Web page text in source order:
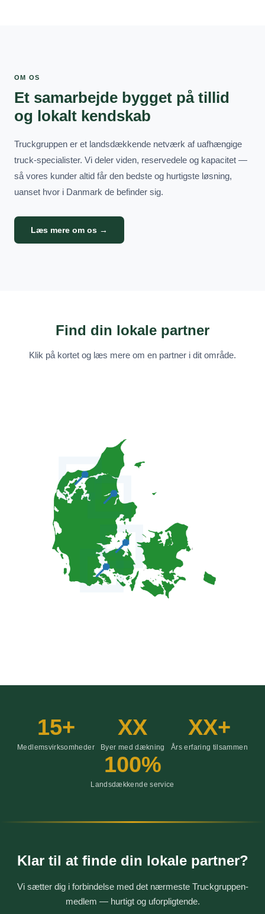
OM OS
Et samarbejde bygget på tillid
og lokalt kendskab
Truckgruppen er et landsdækkende netværk af uafhængige
truck-specialister. Vi deler viden, reservedele og kapacitet —
så vores kunder altid får den bedste og hurtigste løsning,
uanset hvor i Danmark de befinder sig.
Læs mere om os →
Find din lokale partner
Klik på kortet og læs mere om en partner i dit område.
📍
📍
📍
📍
15+
Medlemsvirksomheder
XX
Byer med dækning
XX+
Års erfaring tilsammen
100%
Landsdækkende service
Klar til at finde din lokale partner?
Vi sætter dig i forbindelse med det nærmeste Truckgruppen-
medlem — hurtigt og uforpligtende.